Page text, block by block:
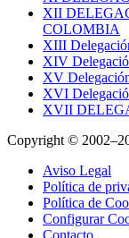
XII
COLOMBIA
XIII
XIV
XV
XVI
XVII
Copyright ©
Aviso Legal
Política de
Política de
Configurar
Contacto